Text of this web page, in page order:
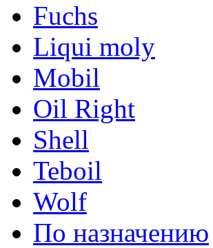
Fuchs
Liqui moly
Mobil
Oil Right
Shell
Teboil
Wolf
По назначению